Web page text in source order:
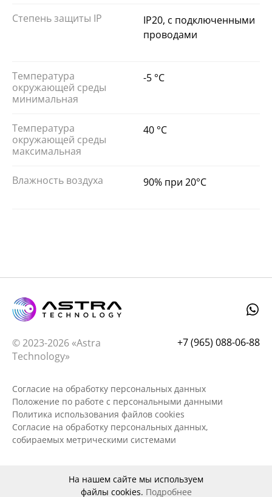
Степень защиты IP
IP20, с подключенными
проводами
Температура
окружающей среды
минимальная
-5 °C
Температура
окружающей среды
максимальная
40 °C
Влажность воздуха 90% при 20°C
© 2023-2026 «Astra
Technology»
+7 (965) 088-06-88
Согласие на обработку персональных данных
Положение по работе с персональными данными
Политика использования файлов cookies
Согласие на обработку персональных данных,
собираемых метрическими системами
На нашем сайте мы используем
файлы cookies. Подробнее